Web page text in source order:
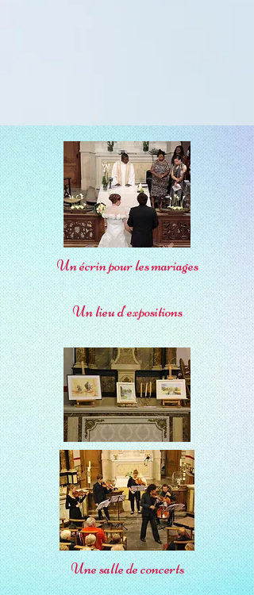
Un écrin pour les mariages
Un lieu d'expositions
Une salle de concerts